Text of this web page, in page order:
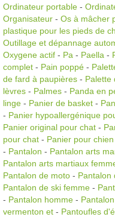
Ordinateur portable -
Organisateur - Os à mâcher
plastique pour les pieds de
Outillage et dépannage
Oxygene actif - Pa - Paella -
complet - Pain poppé -
de fard à paupières - Palette
lèvres - Palmes - Panda en
linge - Panier de basket -
- Panier hypoallergénique
Panier original pour chat -
pour chat - Panier pour chien
- Pantalon - Pantalon arts
Pantalon arts martiaux
Pantalon de moto - Pantalon
Pantalon de ski femme -
- Pantalon homme -
vermenton et - Pantoufles